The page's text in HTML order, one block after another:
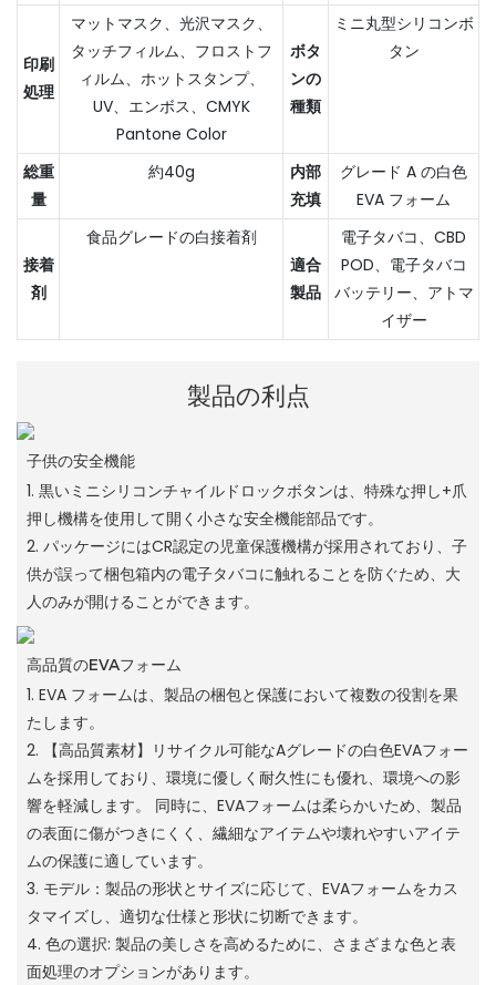
印刷
処理
マットマスク、光沢マスク、
タッチフィルム、フロストフ
ィルム、ホットスタンプ、
UV、エンボス、CMYK
Pantone Color
ボタ
ンの
種類
ミニ丸型シリコンボ
タン
総重
量
約40g
内部
充填
グレード A の白色
EVA フォーム
接着
剤
食品グレードの白接着剤
適合
製品
電子タバコ、CBD
POD、電子タバコ
バッテリー、アトマ
イザー
製品の利点
子供の安全機能
1. 黒いミニシリコンチャイルドロックボタンは、特殊な押し+爪
押し機構を使用して開く小さな安全機能部品です。
2. パッケージにはCR認定の児童保護機構が採用されており、子
供が誤って梱包箱内の電子タバコに触れることを防ぐため、大
人のみが開けることができます。
高品質のEVAフォーム
1. EVA フォームは、製品の梱包と保護において複数の役割を果
たします。
2. 【高品質素材】リサイクル可能なAグレードの白色EVAフォー
ムを採用しており、環境に優しく耐久性にも優れ、環境への影
響を軽減します。 同時に、EVAフォームは柔らかいため、製品
の表面に傷がつきにくく、繊細なアイテムや壊れやすいアイテ
ムの保護に適しています。
3. モデル：製品の形状とサイズに応じて、EVAフォームをカス
タマイズし、適切な仕様と形状に切断できます。
4. 色の選択: 製品の美しさを高めるために、さまざまな色と表
面処理のオプションがあります。